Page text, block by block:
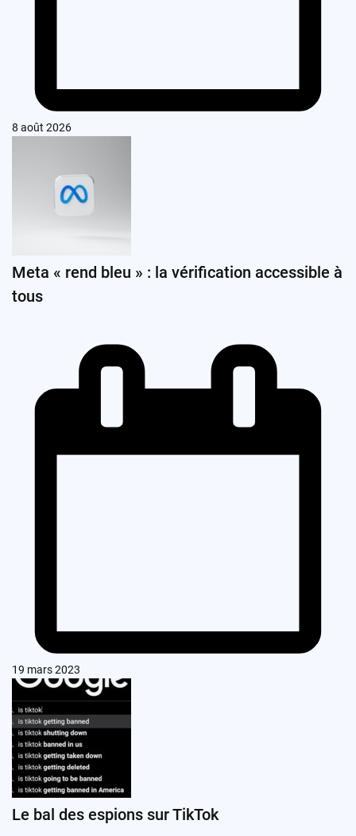
8 août 2026
Meta « rend bleu » : la vérification accessible à
tous
19 mars 2023
Le bal des espions sur TikTok